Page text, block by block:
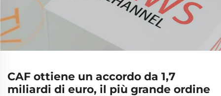
CAF ottiene un accordo da 1,7
miliardi di euro, il più grande ordine